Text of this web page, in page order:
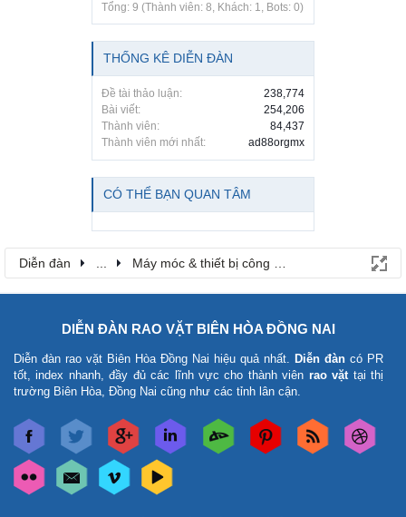
Tổng: 9 (Thành viên: 8, Khách: 1, Bots: 0)
THỐNG KÊ DIỄN ĐÀN
Đề tài thảo luận:
238,774
Bài viết:
254,206
Thành viên:
84,437
Thành viên mới nhất:
ad88orgmx
CÓ THỂ BẠN QUAN TÂM
Diễn đàn Máy móc & thiết bị công nông nghiệp
DIỄN ĐÀN RAO VẶT BIÊN HÒA ĐỒNG NAI
Diễn đàn rao vặt Biên Hòa Đồng Nai hiệu quả nhất. Diễn đàn có PR
tốt, index nhanh, đầy đủ các lĩnh vực cho thành viên rao vặttại thị
trường Biên Hòa, Đồng Nai cũng như các tỉnh lân cận.